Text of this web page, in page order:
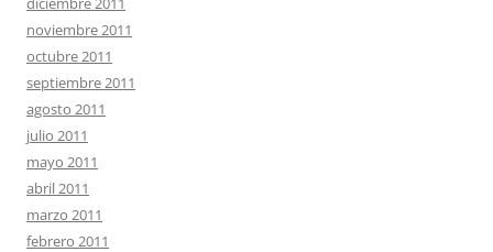
noviembre 2011
octubre 2011
septiembre 2011
agosto 2011
julio 2011
mayo 2011
abril 2011
marzo 2011
febrero 2011